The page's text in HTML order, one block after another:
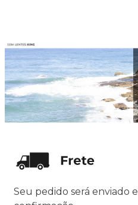
Seu pedido será enviado